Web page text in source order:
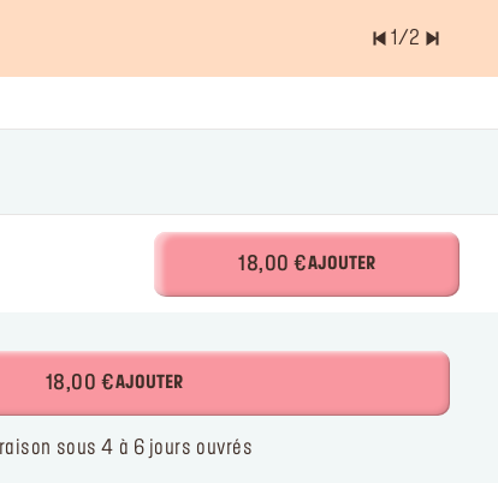
1 /2
18,00 €AJOUTER
sous 4 à 6 jours ouvrés
18,00 €AJOUTER